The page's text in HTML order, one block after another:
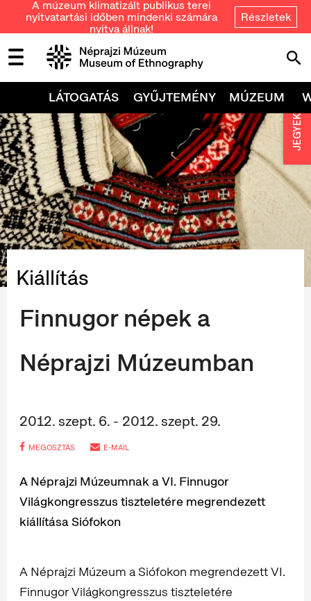
A múzeum klimatizált publikus terei
nyitvatartási időben mindenki számára
nyitva állnak!
Részletek
LÁTOGATÁS GYŰJTEMÉNY MÚZEUM
Kiállítás
Finnugor népek a
Néprajzi Múzeumban
2012. szept. 6. - 2012. szept. 29.
MEGOSZTÁS E-MAIL
A Néprajzi Múzeumnak a VI. Finnugor
Világkongresszus tiszteletére megrendezett
kiállítása Siófokon
A Néprajzi Múzeum a Siófokon megrendezett VI.
Finnugor Világkongresszus tiszteletére
JEGYEK